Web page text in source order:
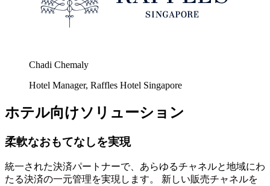
Chadi Chemaly
Hotel Manager, Raffles Hotel Singapore
ホテル向けソリューション
柔軟なおもてなしを実現
統一された決済パートナーで、あらゆるチャネルと地域にわ
たる決済の一元管理を実現します。 新しい販売チャネルを